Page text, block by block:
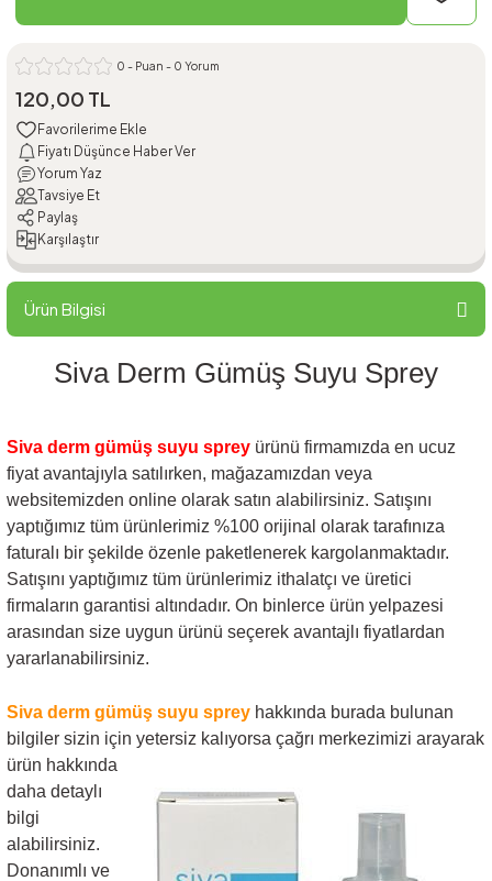
0 - Puan - 0 Yorum
120,00 TL
Fiyatı Düşünce Haber Ver
Yorum Yaz
Tavsiye Et
Paylaş
Karşılaştır
Ürün Bilgisi
Siva Derm Gümüş Suyu Sprey
Siva derm gümüş suyu sprey ürünü firmamızda en ucuz
fiyat avantajıyla satılırken, mağazamızdan veya
websitemizden online olarak satın alabilirsiniz. Satışını
yaptığımız tüm ürünlerimiz %100 orijinal olarak tarafınıza
faturalı bir şekilde özenle paketlenerek kargolanmaktadır.
Satışını yaptığımız tüm ürünlerimiz ithalatçı ve üretici
firmaların garantisi altındadır. On binlerce ürün yelpazesi
arasından size uygun ürünü seçerek avantajlı fiyatlardan
yararlanabilirsiniz.
Siva derm gümüş suyu sprey hakkında burada bulunan
bilgiler sizin için yetersiz kalıyorsa çağrı merkezimizi arayarak
ürün hakkında
daha detaylı
bilgi
alabilirsiniz.
Donanımlı ve